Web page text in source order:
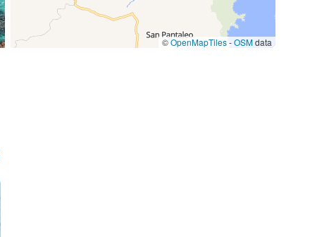
©OpenMapTiles-OSMdata